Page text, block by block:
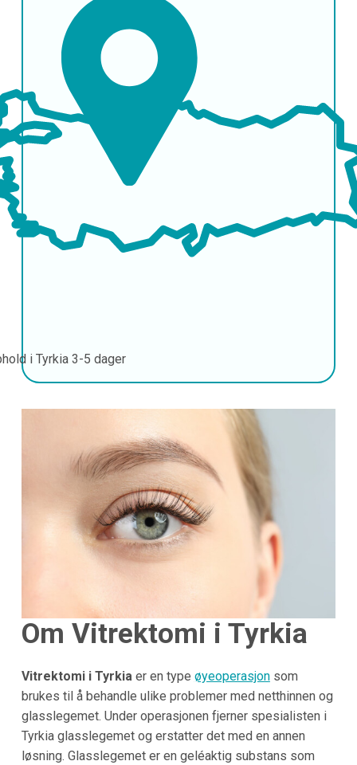
i Tyrkia 3-5 dager
Om Vitrektomi i Tyrkia
Vitrektomi i Tyrkiaer en type øyeoperasjonsom
brukes til å behandle ulike problemer med netthinnen og
glasslegemet. Under operasjonen fjerner spesialisten i
Tyrkia glasslegemet og erstatter det med en annen
løsning. Glasslegemet er en geléaktig substans som